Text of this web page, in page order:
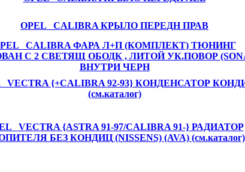
OPEL CALIBRA КРЫЛО ПЕРЕДН ПРАВ
CALIBRA ФАРА Л+П (КОМПЛЕКТ) ТЮНИНГ
С 2 СВЕТЯЩ ОБОДК , ЛИТОЙ УК.ПОВОР
ВНУТРИ ЧЕРН
VECTRA {+CALIBRA 92-93} КОНДЕНСАТОР
(см.каталог)
VECTRA {ASTRA 91-97/CALIBRA 91-} РАДИАТОР
БЕЗ КОНДИЦ (NISSENS) (AVA) (см.каталог)